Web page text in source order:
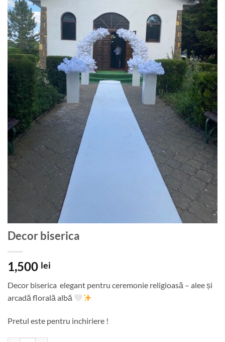
Decor biserica
1,500 lei
Decor biserica elegant pentru ceremonie religioasă – alee și
arcadă florală albă
Pretul este pentru inchiriere !